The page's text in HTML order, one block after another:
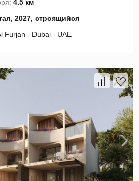
4.5 км
2027, строящийся
Furjan - Dubai - UAE